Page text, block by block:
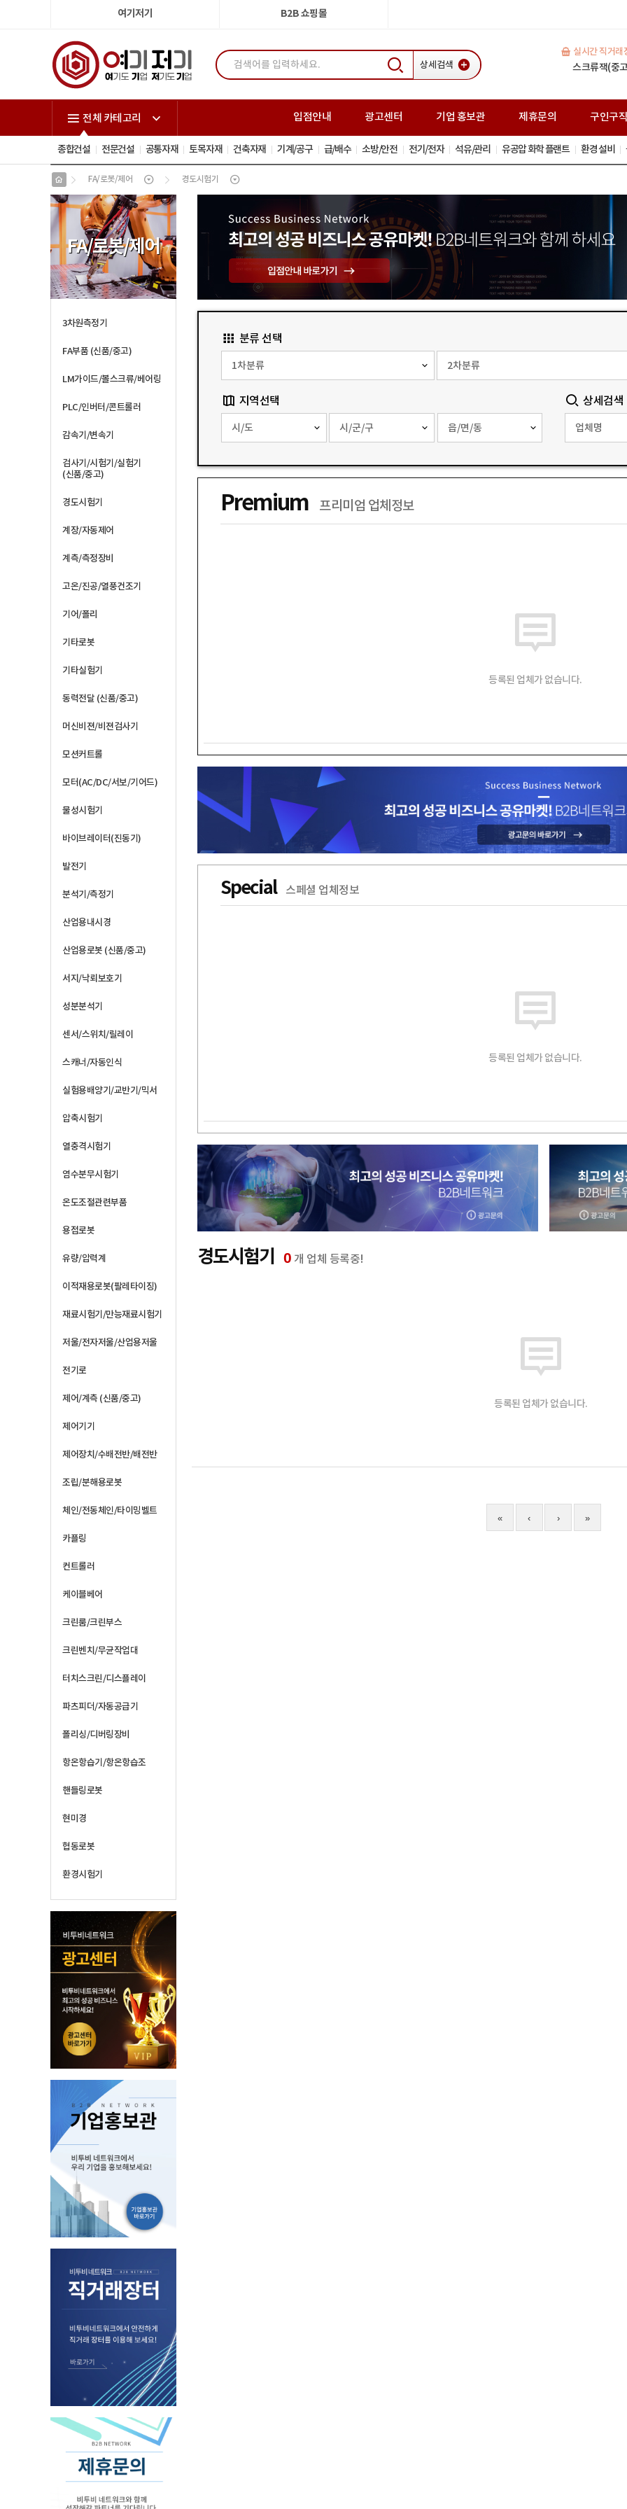
여기저기 B2B 쇼핑몰
상세검색
실시간 직거래
H빔(중고)
일반복공판 (
스크류잭(중
전체 카테고리 입점안내 광고센터 기업 홍보관 제휴문의 구인구직
종합건설 전문건설 공통자재 토목자재 건축자재 기계/공구 급/배수 소방/안전 전기/전자 석유/관리 유공압 화학 플랜트 환경 설비
FA/로봇/제어 경도시험기
FA/로봇/제어
3차원측정기
FA부품 (신품/중고)
LM가이드/볼스크류/베어링
PLC/인버터/콘트롤러
감속기/변속기
검사기/시험기/실험기
(신품/중고)
경도시험기
계장/자동제어
계측/측정장비
고온/진공/열풍건조기
기어/폴리
기타로봇
기타실험기
동력전달 (신품/중고)
머신비젼/비젼검사기
모션커트롤
모터(AC/DC/서보/기어드)
물성시험기
바이브레이터(진동기)
발전기
분석기/측정기
산업용내시경
산업용로봇 (신품/중고)
서지/낙뢰보호기
성분분석기
센서/스위치/릴레이
스캐너/자동인식
실험용배양기/교반기/믹서
압축시험기
열충격시험기
염수분무시험기
온도조절관련부품
용접로봇
유량/압력계
이적재용로봇(팔레타이징)
재료시험기/만능재료시험기
저울/전자저울/산업용저울
전기로
제어/계측 (신품/중고)
제어기기
제어장치/수배전반/배전반
조립/분해용로봇
체인/전동체인/타이밍벨트
카플링
컨트롤러
케이블베어
크린룸/크린부스
크린벤치/무균작업대
터치스크린/디스플레이
파츠피더/자동공급기
폴리싱/디버링장비
항온항습기/항온항습조
핸들링로봇
현미경
협동로봇
환경시험기
분류 선택
지역선택 상세검색
Premium 프리미엄 업체정보
등록된 업체가 없습니다.
Special 스페셜 업체정보
등록된 업체가 없습니다.
경도시험기 0 개 업체 등록중!
등록된 업체가 없습니다.
« ‹ › »